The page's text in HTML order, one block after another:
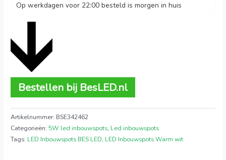
Op werkdagen voor 22:00 besteld is morgen in huis
Bestellen bij BesLED.nl
Artikelnummer: BSE342462
Categorieën: 5W led inbouwspots, Led inbouwspots
Tags: LED Inbouwspots BES LED, LED Inbouwspots Warm wit